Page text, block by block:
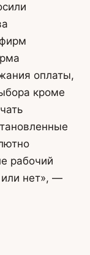
оплаты,
кроме
рабочий
или нет», —